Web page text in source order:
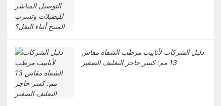
دليل الشركات لأنابيب مرطب الشفاه مقاس
13 مم: كسر حاجز التغليف الصغير